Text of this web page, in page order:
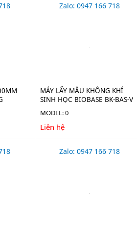
Zalo: 0947 166 718
MÁY LẤY MẪU KHÔNG KHÍ
SINH HỌC BIOBASE BK-BAS-V
MODEL: 0
Liên hệ
Zalo: 0947 166 718